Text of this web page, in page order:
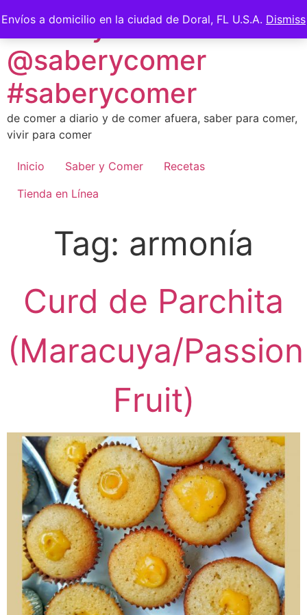
Envíos a domicilio en la ciudad de Doral, FL U.S.A. Dismiss
to
content
Saber y Comer -
@saberycomer
#saberycomer
de comer a diario y de comer afuera, saber para comer,
vivir para comer
Inicio Saber y Comer
Recetas
Tienda en Línea
Tag: armonía
Curd de Parchita
(Maracuya/Passion
Fruit)